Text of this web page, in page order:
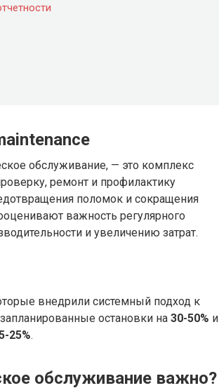
обслуживание, — это комплекс
ремонт и профилактику
поломок и сокращения
важность регулярного
и увеличению затрат.
внедрили системный подход к
остановки на 30-50% и
25%.
обслуживание важно?